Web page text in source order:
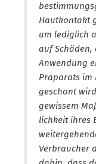
Hautkontakt
um lediglich
auf
Anwendung
Präparats im
geschont
gewissem
lichkeit ihres
Verbraucher